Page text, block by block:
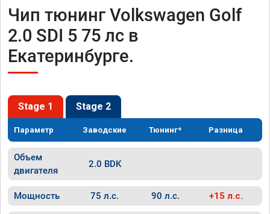
Чип тюнинг Volkswagen Golf
2.0 SDI 5 75 лс в
Екатеринбурге.
Stage 1 Stage 2
Параметр Заводские Тюнинг* Разница
Объем
двигателя
2.0 BDK
Мощность 75 л.с. 90 л.с. +15 л.с.